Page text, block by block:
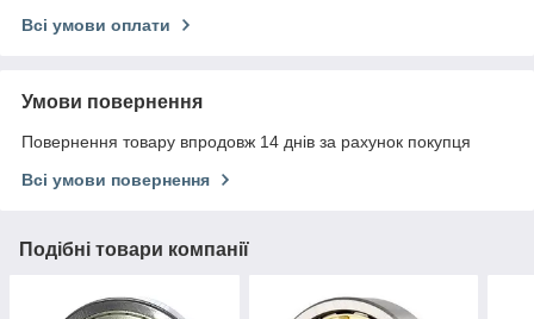
Всі умови оплати
Умови повернення
Повернення товару впродовж 14 днів за рахунок покупця
Всі умови повернення
Подібні товари компанії